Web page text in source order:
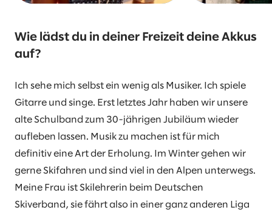
Wie lädst du in deiner Freizeit deine Akkus
auf?
Ich sehe mich selbst ein wenig als Musiker. Ich spiele
Gitarre und singe. Erst letztes Jahr haben wir unsere
alte Schulband zum 30-jährigen Jubiläum wieder
aufleben lassen. Musik zu machen ist für mich
definitiv eine Art der Erholung. Im Winter gehen wir
gerne Skifahren und sind viel in den Alpen unterwegs.
Meine Frau ist Skilehrerin beim Deutschen
Skiverband, sie fährt also in einer ganz anderen Liga